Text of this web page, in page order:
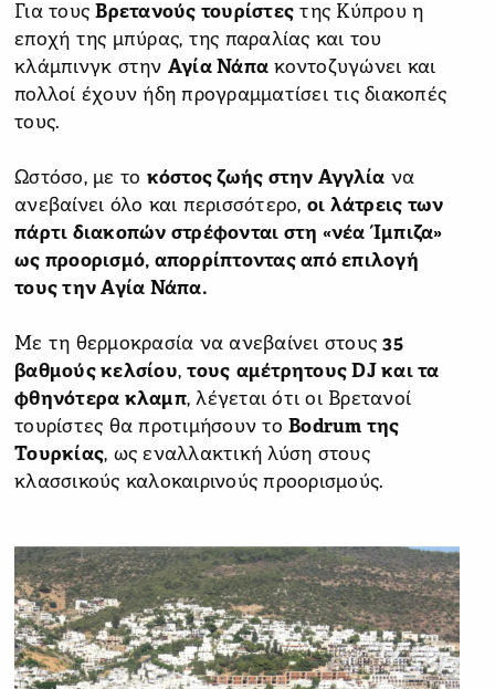
Για τουςΒρετανούς τουρίστες της Κύπρου η
εποχή της μπύρας, της παραλίας και του
κλάμπινγκ στην Αγία Νάπα κοντοζυγώνει και
πολλοί έχουν ήδη προγραμματίσει τις διακοπές
τους.
Ωστόσο, με το κόστος ζωής στην Αγγλία να
ανεβαίνει όλο και περισσότερο, οι λάτρεις των
πάρτι διακοπών στρέφονται στη «νέα Ίμπιζα»
ως προορισμό, απορρίπτοντας από επιλογή
τους την Αγία Νάπα.
Με τη θερμοκρασία να ανεβαίνει στους35
βαθμούς κελσίου,τους αμέτρητους DJ και τα
φθηνότερα κλαμπ, λέγεται ότι οι Βρετανοί
τουρίστες θα προτιμήσουν το Bodrum της
Τουρκίας, ως εναλλακτική λύση στους
κλασσικούς καλοκαιρινούς προορισμούς.